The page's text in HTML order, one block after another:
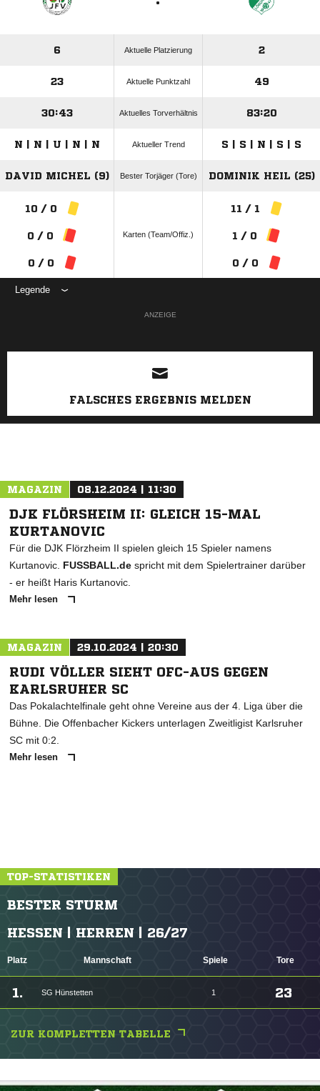
6 Aktuelle Platzierung 2
23 Aktuelle Punktzahl 49
30:43 Aktuelles Torverhältnis 83:20
N | N | U | N | N Aktueller Trend S | S | N | S | S
DAVID MICHEL (9) Bester Torjäger (Tore) DOMINIK HEIL (25)
10 / 0
0 / 0
0 / 0
Karten (Team/Offiz.)
11 / 1
1 / 0
0 / 0
Legende
ANZEIGE
FALSCHES ERGEBNIS MELDEN
MAGAZIN 08.12.2024 | 11:30
DJK FLÖRSHEIM II: GLEICH 15-MAL
KURTANOVIC
Für die DJK Flörzheim II spielen gleich 15 Spieler namens
Kurtanovic. FUSSBALL.de spricht mit dem Spielertrainer darüber
- er heißt Haris Kurtanovic.
Mehr lesen
MAGAZIN 29.10.2024 | 20:30
RUDI VÖLLER SIEHT OFC-AUS GEGEN
KARLSRUHER SC
Das Pokalachtelfinale geht ohne Vereine aus der 4. Liga über die
Bühne. Die Offenbacher Kickers unterlagen Zweitligist Karlsruher
SC mit 0:2.
Mehr lesen
TOP-STATISTIKEN
BESTER STURM
HESSEN | HERREN | 26/27
Platz Mannschaft Spiele Tore
1. SG Hünstetten 1 23
ZUR KOMPLETTEN TABELLE